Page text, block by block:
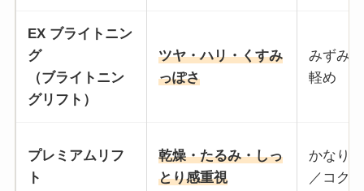
EX ブライトニン
グ
（ブライトニン
グリフト）
ツヤ・ハリ・くすみ
っぽさ
みずみ
軽め
プレミアムリフ
ト
乾燥・たるみ・しっ
とり感重視
かなり
／コク